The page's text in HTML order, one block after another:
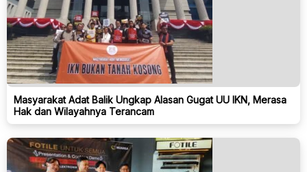
Masyarakat Adat Balik Ungkap Alasan Gugat UU IKN, Merasa
Hak dan Wilayahnya Terancam